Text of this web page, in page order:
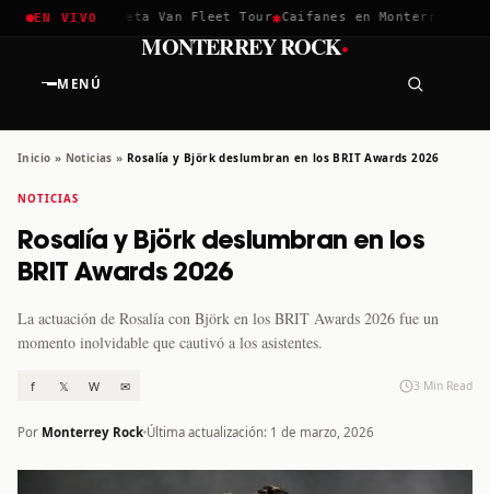
EN VIVO
2026 ✱Greta Van Fleet Tour✱Caifanes en Monterrey · 12
MENÚ
MONTERREY ROCK·
Inicio » Noticias » Rosalía y Björk deslumbran en los BRIT Awards 2026
NOTICIAS
Rosalía y Björk deslumbran en los
BRIT Awards 2026
La actuación de Rosalía con Björk en los BRIT Awards 2026 fue un
momento inolvidable que cautivó a los asistentes.
f 𝕏 W ✉ 3 Min Read
Por Monterrey Rock Última actualización: 1 de marzo, 2026